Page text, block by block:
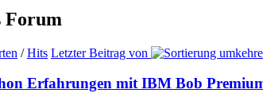
Forum
/Hits Letzter Beitrag von
Erfahrungen mit IBM Bob